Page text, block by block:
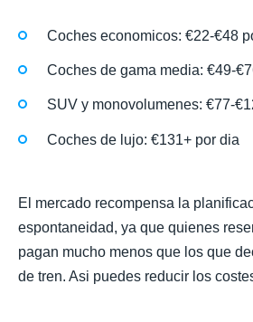
Coches economicos: €22-€48
Coches de gama media: €49-
SUV y monovolumenes: €77-
Coches de lujo: €131+ por dia
El mercado recompensa la
espontaneidad, ya que quienes
pagan mucho menos que los que
de tren. Asi puedes reducir los